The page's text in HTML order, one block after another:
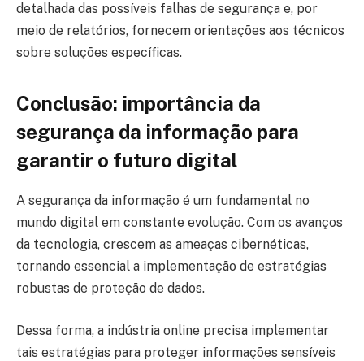
detalhada das possíveis falhas de segurança e, por
meio de relatórios, fornecem orientações aos técnicos
sobre soluções específicas.
Conclusão: importância da
segurança da informação para
garantir o futuro digital
A segurança da informação é um fundamental no
mundo digital em constante evolução. Com os avanços
da tecnologia, crescem as ameaças cibernéticas,
tornando essencial a implementação de estratégias
robustas de proteção de dados.
Dessa forma, a indústria online precisa implementar
tais estratégias para proteger informações sensíveis